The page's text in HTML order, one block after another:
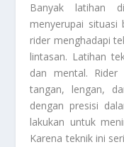
Banyak latihan
menyerupai situasi
rider menghadapi
lintasan. Latihan
dan mental. Rider
tangan, lengan,
dengan presisi
lakukan untuk
Karena teknik ini